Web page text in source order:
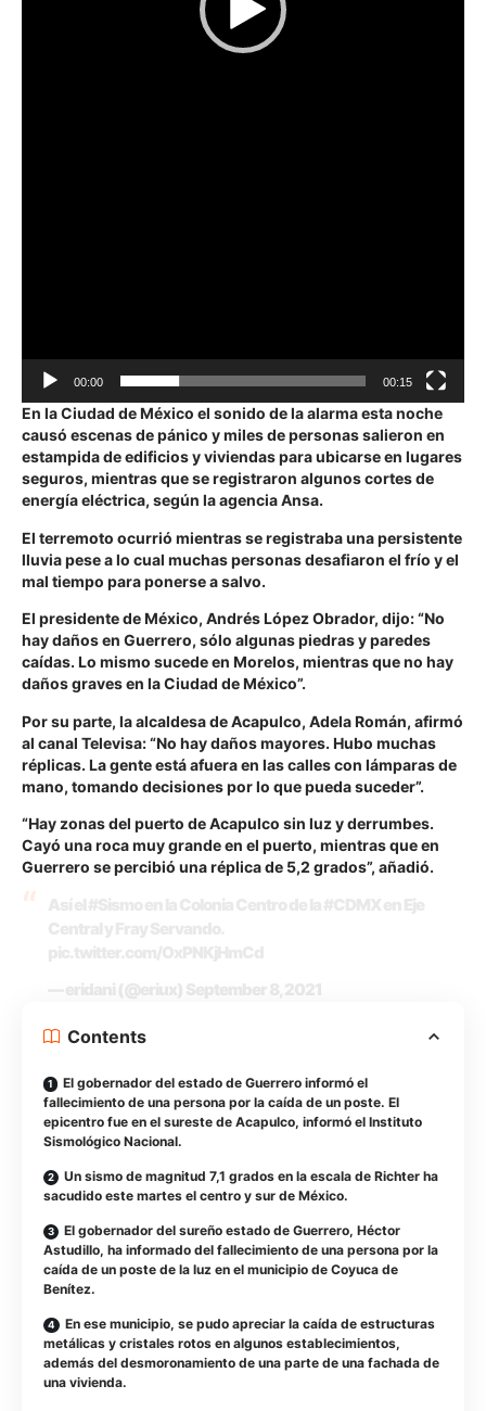
00:00 00:15
En la Ciudad de México el sonido de la alarma esta noche
causó escenas de pánico y miles de personas salieron en
estampida de edificios y viviendas para ubicarse en lugares
seguros, mientras que se registraron algunos cortes de
energía eléctrica, según la agencia Ansa.
El terremoto ocurrió mientras se registraba una persistente
lluvia pese a lo cual muchas personas desafiaron el frío y el
mal tiempo para ponerse a salvo.
El presidente de México, Andrés López Obrador, dijo: “No
hay daños en Guerrero, sólo algunas piedras y paredes
caídas. Lo mismo sucede en Morelos, mientras que no hay
daños graves en la Ciudad de México”.
Por su parte, la alcaldesa de Acapulco, Adela Román, afirmó
al canal Televisa: “No hay daños mayores. Hubo muchas
réplicas. La gente está afuera en las calles con lámparas de
mano, tomando decisiones por lo que pueda suceder”.
“Hay zonas del puerto de Acapulco sin luz y derrumbes.
Cayó una roca muy grande en el puerto, mientras que en
Guerrero se percibió una réplica de 5,2 grados”, añadió.
— eridani (@eriux) September 8, 2021
Contents
El gobernador del estado de Guerrero informó el
fallecimiento de una persona por la caída de un poste. El
epicentro fue en el sureste de Acapulco, informó el Instituto
Sismológico Nacional.
Un sismo de magnitud 7,1 grados en la escala de Richter ha
sacudido este martes el centro y sur de México.
El gobernador del sureño estado de Guerrero, Héctor
Astudillo, ha informado del fallecimiento de una persona por la
caída de un poste de la luz en el municipio de Coyuca de
Benítez.
En ese municipio, se pudo apreciar la caída de estructuras
metálicas y cristales rotos en algunos establecimientos,
además del desmoronamiento de una parte de una fachada de
una vivienda.